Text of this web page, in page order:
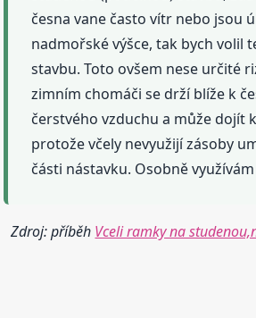
česna vane často vítr nebo jsou
nadmořské výšce, tak bych volil
stavbu. Toto ovšem nese určité
zimním chomáči se drží blíže k
čerstvého vzduchu a může dojít
protože včely nevyužijí zásoby
části nástavku. Osobně
Zdroj: příběh Vceli ramky na